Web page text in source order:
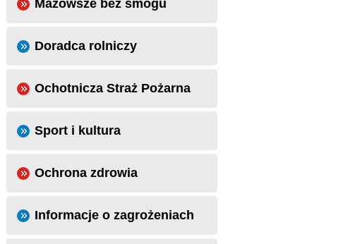
Mazowsze bez smogu
Doradca rolniczy
Ochotnicza Straż Pożarna
Sport i kultura
Ochrona zdrowia
Informacje o zagrożeniach